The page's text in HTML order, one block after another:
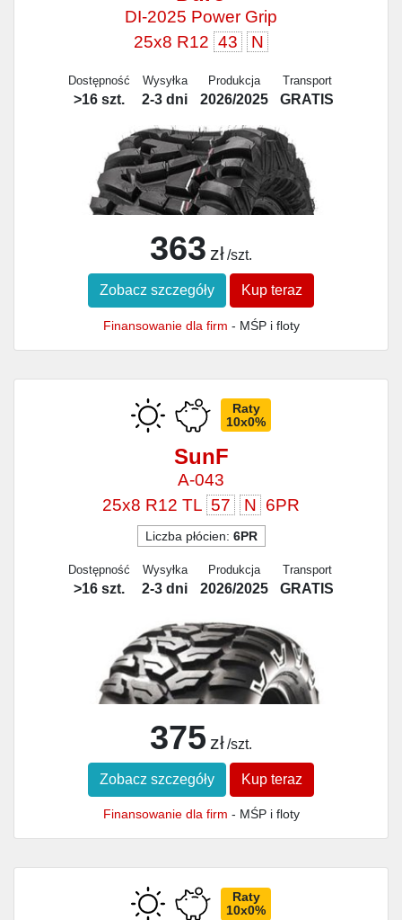
DI-2025 Power Grip
25x8 R12 43 N
Dostępność
>16 szt.
Wysyłka
2-3 dni
Produkcja
2026/2025
Transport
GRATIS
363 zł /szt.
Zobacz szczegóły Kup teraz
Finansowanie dla firm - MŚP i floty
Raty
10x0%
SunF
A-043
25x8 R12 TL 57 N 6PR
Liczba płócien: 6PR
Dostępność
>16 szt.
Wysyłka
2-3 dni
Produkcja
2026/2025
Transport
GRATIS
375 zł /szt.
Zobacz szczegóły Kup teraz
Finansowanie dla firm - MŚP i floty
Raty
10x0%